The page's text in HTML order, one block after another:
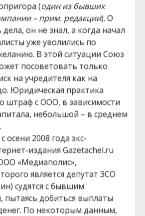
(один из бывших
– прим. редакции). О
он не знал, а когда начал
уже уволились по
В этой ситуации Союз
посоветовать только
на учредителя как на
Юридическая практика
штраф с ООО, в зависимости
небольшой – в среднем
осени 2008 года экс-
издания Gazetachel.ru
«Медиаполис»,
является депутат ЗСО
судятся с бывшим
пытаясь добиться выплаты
По некоторым данным,